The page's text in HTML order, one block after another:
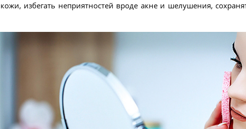
избегать неприятностей вроде акне и шелушения,